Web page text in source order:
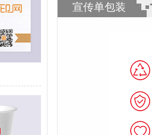
宣传单包装